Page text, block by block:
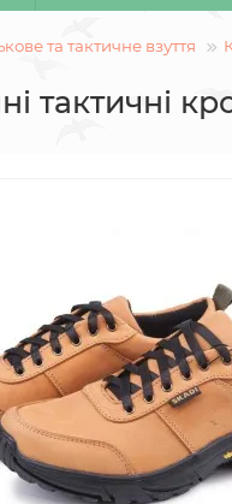
та тактичне взуття
тактичні